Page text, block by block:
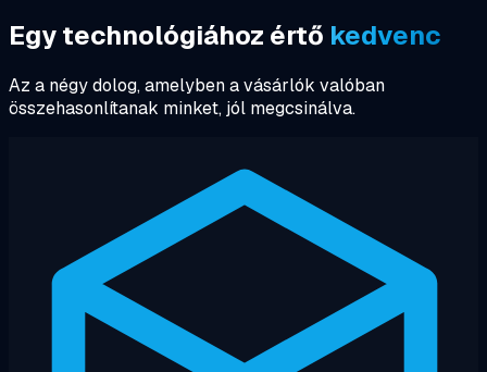
Egy technológiához értő kedvenc
Az a négy dolog, amelyben a vásárlók valóban
összehasonlítanak minket, jól megcsinálva.